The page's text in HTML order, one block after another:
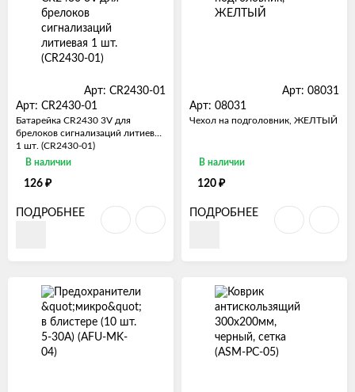
Арт: CR2430-01
Арт: CR2430-01
Батарейка CR2430 3V для
брелоков сигнализаций литиевая
1 шт. (CR2430-01)
В наличии
126 ₽
ПОДРОБНЕЕ
Арт: 08031
Арт: 08031
Чехол на подголовник, ЖЕЛТЫЙ
В наличии
120 ₽
ПОДРОБНЕЕ